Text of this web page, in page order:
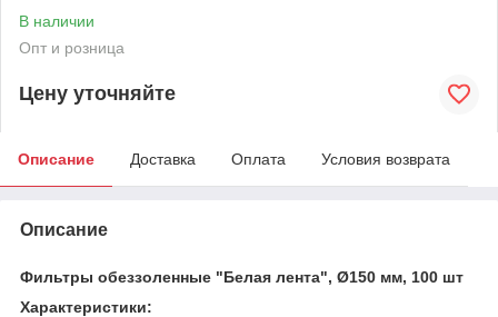
В наличии
Опт и розница
Цену уточняйте
Описание Доставка Оплата Условия возврата
Описание
Фильтры обеззоленные "Белая лента", Ø150 мм, 100 шт
Характеристики: